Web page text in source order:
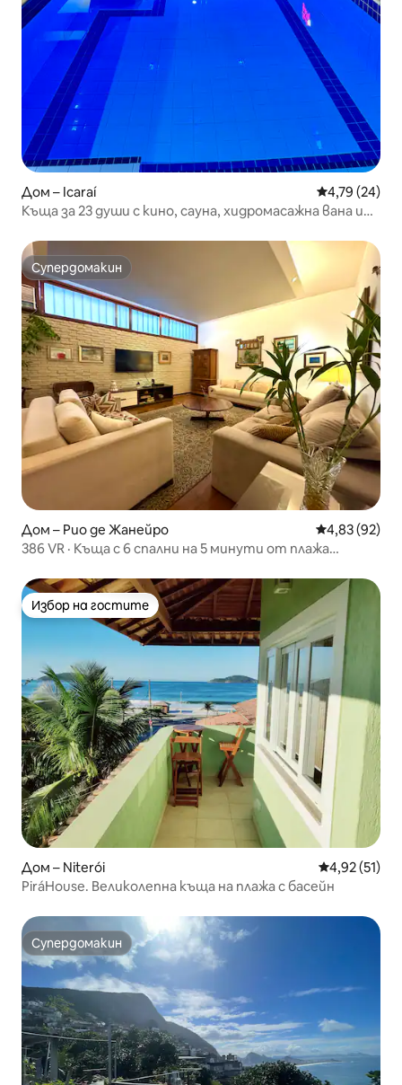
Дом – Icaraí Средна
4,79 (24)
Къща за 23 души с кино, сауна, хидромасажна вана и
Супердомакин
Супердомакин
Дом – Рио де Жанейро Средна
4,83 (92)
386 VR · Къща с 6 спални на 5 минути от плажа
Избор на гостите
Избор на гостите
Дом – Niterói Средна
4,92 (51)
PiráHouse. Великолепна къща на плажа с басейн
Супердомакин
Супердомакин